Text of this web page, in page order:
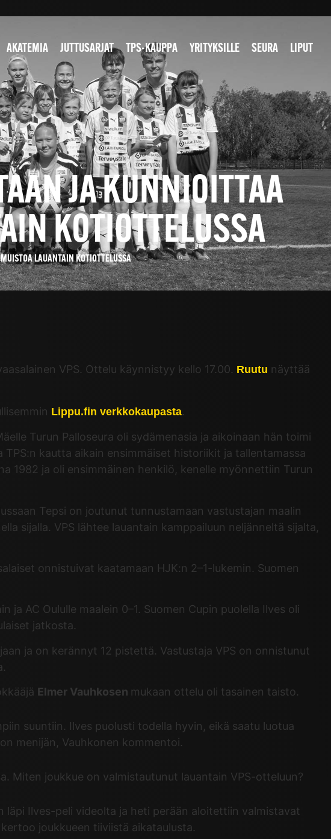
AKATEMIA JUTTUSARJAT TPS-KAUPPA YRITYKSILLE SEURA LIPUT
JA KUNNIOITTAA
KOTIOTTELUSSA
LAUANTAIN KOTIOTTELUSSA
VPS. Ottelu käynnistyy kello 17.00. Ruutu näyttää
Lippu.fin verkkokaupasta.
Turun Palloseura oli sydämenasia ja aikoinaan hän toimi
TPS:n kautta aikain ensimmäiset historiikit ja tallentamassa
1982 ja oli ensimmäinen henkilö, kenelle myönnettiin Turun
Tepsi on joutunut tunnustamaan vastustajan maalin
sijalla. VPS lähtee lauantain kamppailuun neljänneltä sijalta,
onnistuivat kaatamaan HJK:n 2–1-lukemin. Suomen
AC Oululle maalein 0–1. Suomen Cupin puolella Ilves oli
jatkosta.
ja on kerännyt 12 pistettä. Vastustaja VPS on onnistunut
Elmer Vauhkosen mukaan ottelu oli tasainen taisto.
suuntiin. Ilves puolusti todella hyvin, eikä saatu luotua
menijän, Vauhkonen kommentoi.
Miten joukkue on valmistautunut lauantain VPS-otteluun?
Ilves-peli videolta ja heti perään aloitettiin valmistavat
joukkueen tiiviistä aikataulusta.